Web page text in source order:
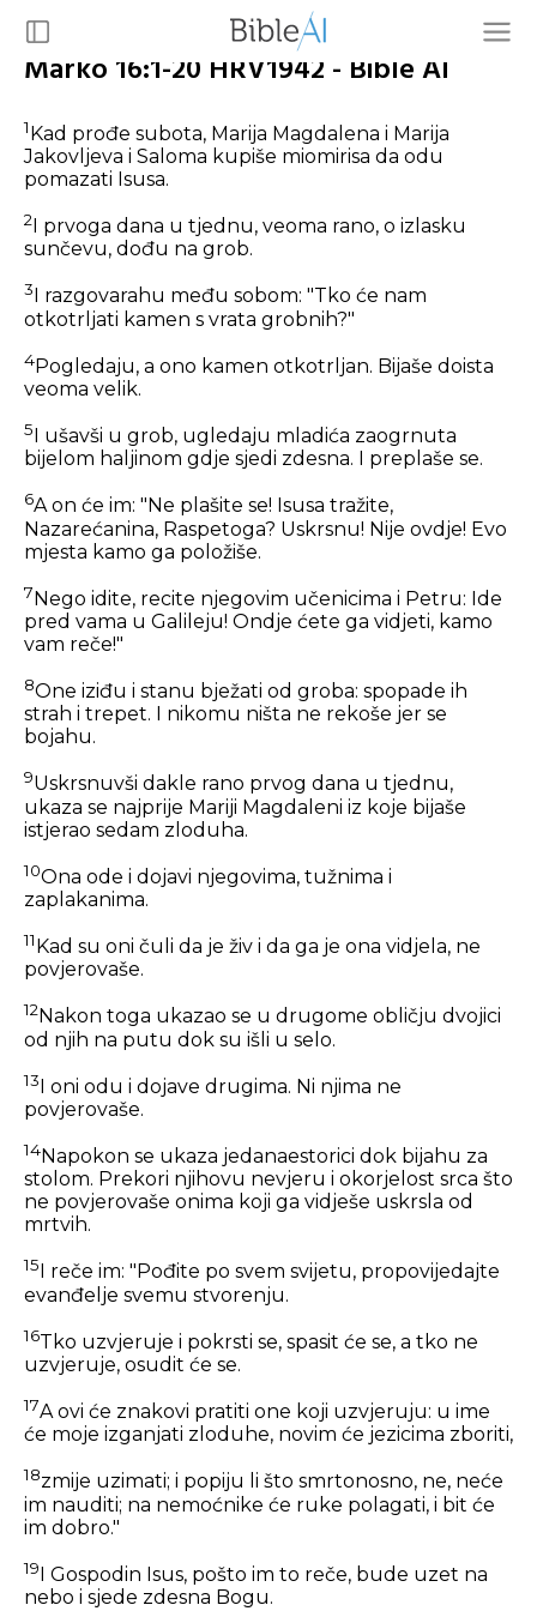
Marko 16:1-20 HRV1942 - Bible AI
1Kad prođe subota, Marija Magdalena i Marija
Jakovljeva i Saloma kupiše miomirisa da odu
pomazati Isusa.
2
I prvoga dana u tjednu, veoma rano, o izlasku
sunčevu, dođu na grob.
3
I razgovarahu među sobom: "Tko će nam
otkotrljati kamen s vrata grobnih?"
4Pogledaju, a ono kamen otkotrljan. Bijaše doista
veoma velik.
5
I ušavši u grob, ugledaju mladića zaogrnuta
bijelom haljinom gdje sjedi zdesna. I preplaše se.
6A on će im: "Ne plašite se! Isusa tražite,
Nazarećanina, Raspetoga? Uskrsnu! Nije ovdje! Evo
mjesta kamo ga položiše.
7Nego idite, recite njegovim učenicima i Petru: Ide
pred vama u Galileju! Ondje ćete ga vidjeti, kamo
vam reče!"
8One iziđu i stanu bježati od groba: spopade ih
strah i trepet. I nikomu ništa ne rekoše jer se
bojahu.
9Uskrsnuvši dakle rano prvog dana u tjednu,
ukaza se najprije Mariji Magdaleni iz koje bijaše
istjerao sedam zloduha.
10Ona ode i dojavi njegovima, tužnima i
zaplakanima.
11 Kad su oni čuli da je živ i da ga je ona vidjela, ne
povjerovaše.
12Nakon toga ukazao se u drugome obličju dvojici
od njih na putu dok su išli u selo.
13I oni odu i dojave drugima. Ni njima ne
povjerovaše.
14Napokon se ukaza jedanaestorici dok bijahu za
stolom. Prekori njihovu nevjeru i okorjelost srca što
ne povjerovaše onima koji ga vidješe uskrsla od
mrtvih.
15 I reče im: "Pođite po svem svijetu, propovijedajte
evanđelje svemu stvorenju.
16Tko uzvjeruje i pokrsti se, spasit će se, a tko ne
uzvjeruje, osudit će se.
17A ovi će znakovi pratiti one koji uzvjeruju: u ime
će moje izganjati zloduhe, novim će jezicima zboriti,
18zmije uzimati; i popiju li što smrtonosno, ne, neće
im nauditi; na nemoćnike će ruke polagati, i bit će
im dobro."
19I Gospodin Isus, pošto im to reče, bude uzet na
nebo i sjede zdesna Bogu.